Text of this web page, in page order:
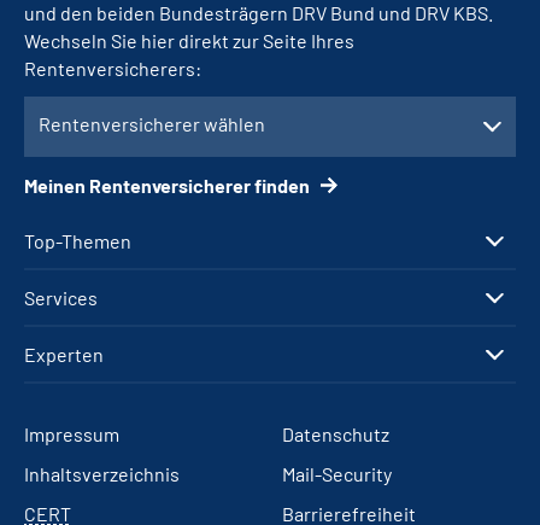
Top-Themen
Services
Experten
und den beiden Bundesträgern DRV Bund und DRV KBS.
Wechseln Sie hier direkt zur Seite Ihres
Rentenversicherers:
Rentenversicherer wählen
Meinen Rentenversicherer finden
Impressum
Datenschutz
Inhaltsverzeichnis
Mail-Security
CERT
Barrierefreiheit